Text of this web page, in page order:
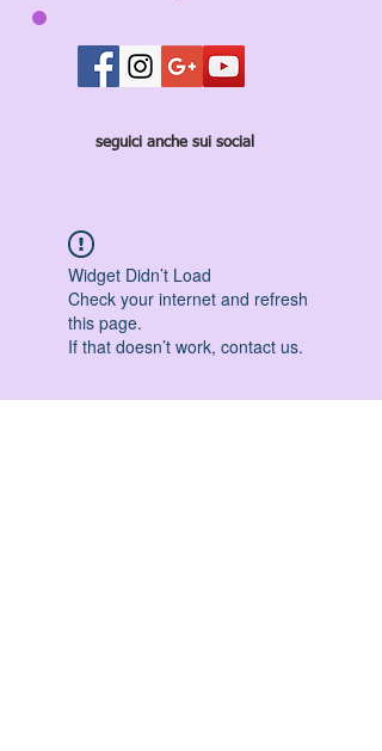
seguici anche sui social
Widget Didn’t Load
Check your internet and refresh
this page.
If that doesn’t work, contact us.